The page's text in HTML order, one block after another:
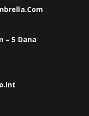
– 5 Dana